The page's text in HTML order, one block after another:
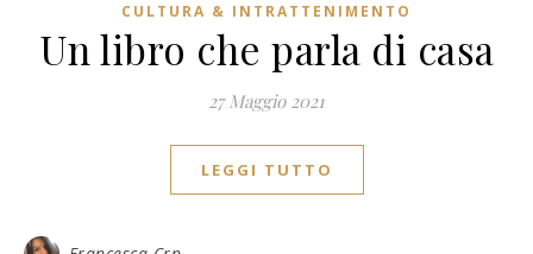
CULTURA & INTRATTENIMENTO
Un libro che parla di casa
27 Maggio 2021
LEGGI TUTTO